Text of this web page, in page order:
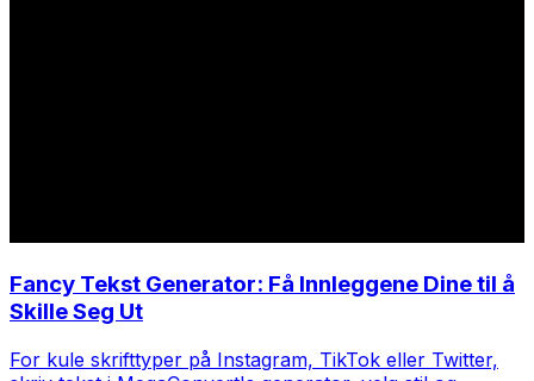
Fancy Tekst Generator: Få Innleggene Dine til å
Skille Seg Ut
For kule skrifttyper på Instagram, TikTok eller Twitter,